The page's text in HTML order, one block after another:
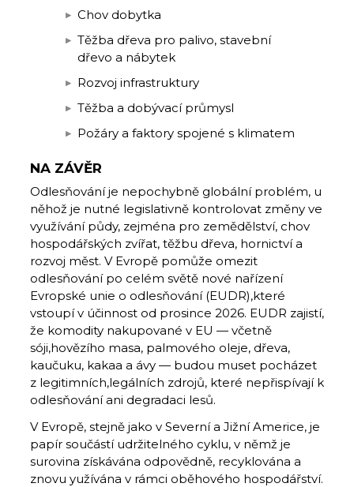
Chov dobytka
Těžba dřeva pro palivo, stavební
dřevo a nábytek
Rozvoj infrastruktury
Těžba a dobývací průmysl
Požáry a faktory spojené s klimatem
NA ZÁVĚR
Odlesňování je nepochybně globální problém, u
něhož je nutné legislativně kontrolovat změny ve
využívání půdy, zejména pro zemědělství, chov
hospodářských zvířat, těžbu dřeva, hornictví a
rozvoj měst. V Evropě pomůže omezit
odlesňování po celém světě nové nařízení
Evropské unie o odlesňování (EUDR),které
vstoupí v účinnost od prosince 2026. EUDR zajistí,
že komodity nakupované v EU — včetně
sóji,hovězího masa, palmového oleje, dřeva,
kaučuku, kakaa a ávy — budou muset pocházet
z legitimních,legálních zdrojů, které nepřispívají k
odlesňování ani degradaci lesů.
V Evropě, stejně jako v Severní a Jižní Americe, je
papír součástí udržitelného cyklu, v němž je
surovina získávána odpovědně, recyklována a
znovu yužívána v rámci oběhového hospodářství.